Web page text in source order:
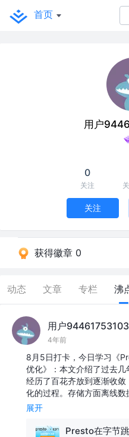
首页
用户
0
关注
关注
获得徽章 0
动态 文章 专栏 沸
用户
4年前
8月5日打卡，今日学习《
优化》：本文介绍了过去
经历了百花齐放到逐渐收
化的过程。存储方面离线
展开
Presto在字节